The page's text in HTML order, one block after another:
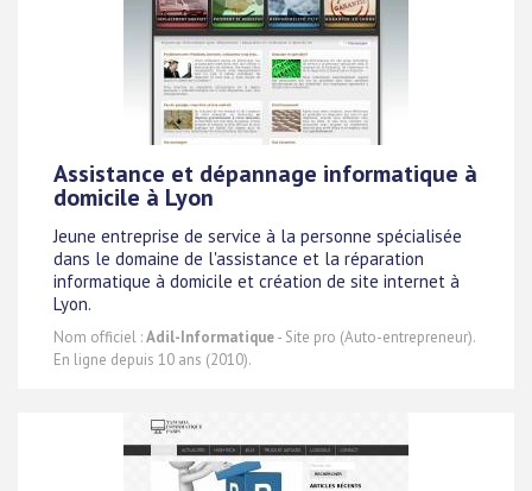
Assistance et dépannage informatique à
domicile à Lyon
Jeune entreprise de service à la personne spécialisée
dans le domaine de l'assistance et la réparation
informatique à domicile et création de site internet à
Lyon.
Nom officiel :Adil-Informatique- Site pro (Auto-entrepreneur).
En ligne depuis 10 ans (2010).